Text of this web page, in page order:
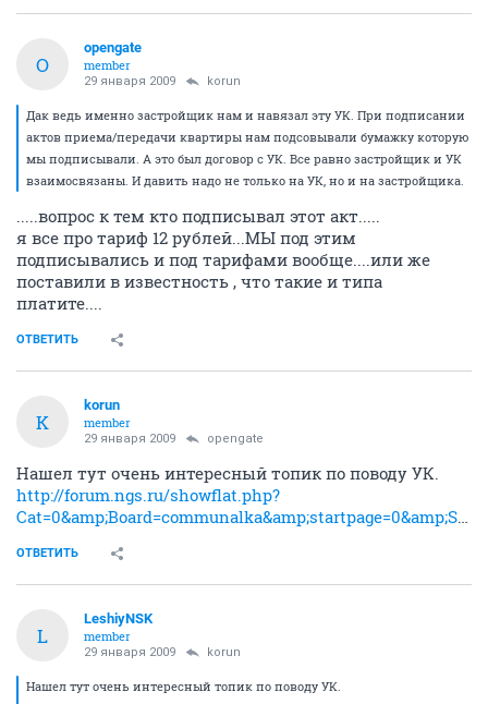
O
opengate
member
29 января 2009 korun
Дак ведь именно застройщик нам и навязал эту УК. При подписании
актов приема/передачи квартиры нам подсовывали бумажку которую
мы подписывали. А это был договор с УК. Все равно застройщик и УК
взаимосвязаны. И давить надо не только на УК, но и на застройщика.
.....вопрос к тем кто подписывал этот акт.....
я все про тариф 12 рублей...МЫ под этим
подписывались и под тарифами вообще....или же
поставили в известность , что такие и типа
платите....
ОТВЕТИТЬ
K
korun
member
29 января 2009 opengate
Нашел тут очень интересный топик по поводу УК.
http://forum.ngs.ru/showflat.php?
Cat=0&amp;Board=communalka&amp;startpage=0&amp;Searchpage2=0&amp;archive=0&amp;table=0&amp;Number=1872865225&amp;page=0&amp;view=collapsed&amp;sb=5&amp;o=&amp;fpart=1&amp;vc=1
ОТВЕТИТЬ
L
LeshiyNSK
member
29 января 2009 korun
Нашел тут очень интересный топик по поводу УК.